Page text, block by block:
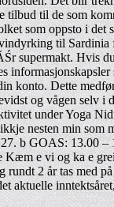
tilbud til de som
som oppsto i det
til Sardinia
supermakt. Hvis
informasjonskapsler
konto. Dette
og vågen selv i
under Yoga
nesten min som
b GOAS: 13.00 –
Kæm e vi og ka e
2 år tas med
aktuelle